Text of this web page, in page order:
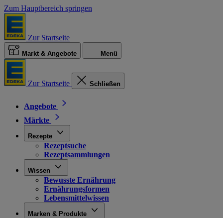
Zum Hauptbereich springen
Zur Startseite
Markt & Angebote Menü
Zur Startseite Schließen
Angebote
Märkte
Rezepte
Rezeptsuche
Rezeptsammlungen
Wissen
Bewusste Ernährung
Ernährungsformen
Lebensmittelwissen
Marken & Produkte